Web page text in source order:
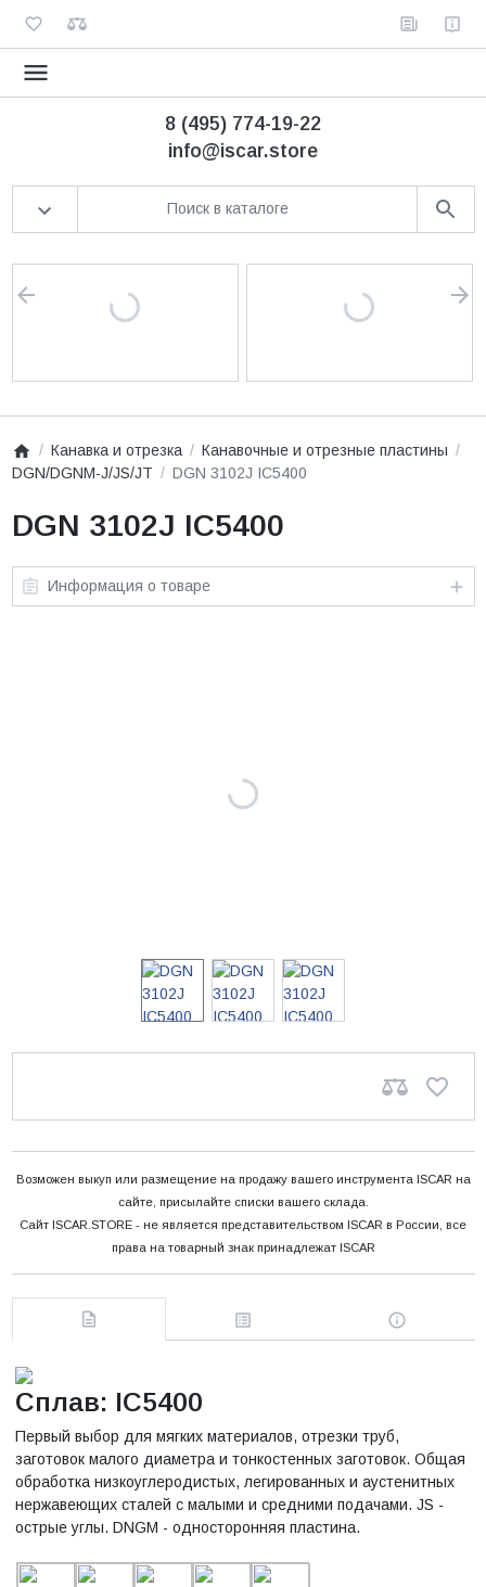
8 (495) 774-19-22
info@iscar.store
Канавка и отрезка
Канавочные и отрезные пластины
DGN/DGNM-J/JS/JT
DGN 3102J IC5400
DGN 3102J IC5400
Информация о товаре
Возможен выкуп или размещение на продажу вашего инструмента ISCAR на
сайте, присылайте списки вашего склада.
Сайт ISCAR.STORE - не является представительством ISCAR в России, все
права на товарный знак принадлежат ISCAR
Сплав: IC5400
Первый выбор для мягких материалов, отрезки труб,
заготовок малого диаметра и тонкостенных заготовок. Общая
обработка низкоуглеродистых, легированных и аустенитных
нержавеющих сталей с малыми и средними подачами. JS -
острые углы. DNGM - односторонняя пластина.